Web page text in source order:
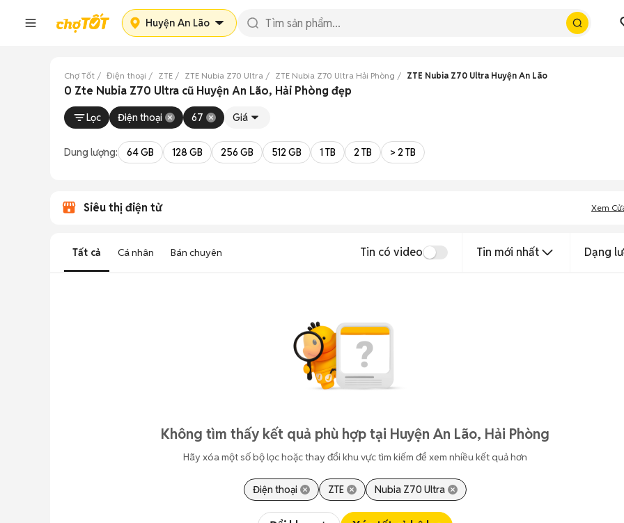
Huyện An Lão
Chợ Tốt Điện thoại ZTE ZTE Nubia Z70 Ultra ZTE Nubia Z70 Ultra Hải Phòng ZTE Nubia Z70 Ultra Huyện An Lão
0 Zte Nubia Z70 Ultra cũ Huyện An Lão, Hải Phòng đẹp
Lọc Điện thoại 67 Giá
Dung lượng: 64 GB 128 GB 256 GB 512 GB 1 TB 2 TB > 2 TB
Siêu thị điện tử Xem
Tất cả Cá nhân Bán chuyên Tin có video Tin mới nhất Dạng
Không tìm thấy kết quả phù hợp tại Huyện An Lão, Hải Phòng
Hãy xóa một số bộ lọc hoặc thay đổi khu vực tìm kiếm để xem nhiều kết quả hơn
Điện thoại ZTE Nubia Z70 Ultra